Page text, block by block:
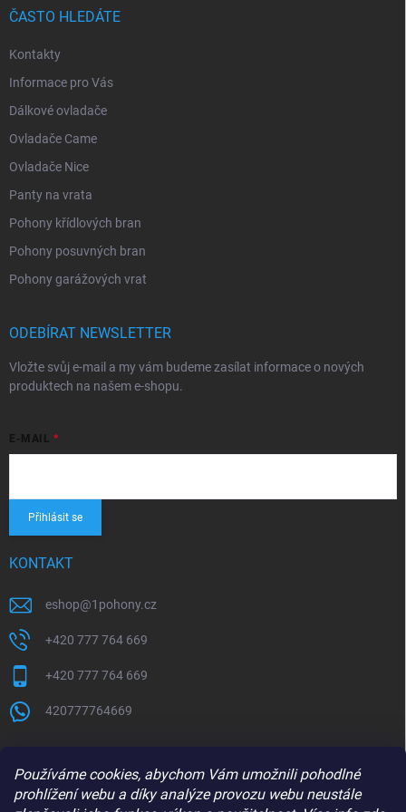
Používáme cookies, abychom Vám umožnili pohodlné
prohlížení webu a díky analýze provozu webu neustále
ČASTO HLEDÁTE
Kontakty
Informace pro Vás
Dálkové ovladače
Ovladače Came
Ovladače Nice
Panty na vrata
Pohony křídlových bran
Pohony posuvných bran
Pohony garážových vrat
ODEBÍRAT NEWSLETTER
Vložte svůj e-mail a my vám budeme zasílat informace o nových
produktech na našem e-shopu.
E-MAIL
Přihlásit se
KONTAKT
eshop@1pohony.cz
+420 777 764 669
+420 777 764 669
420777764669